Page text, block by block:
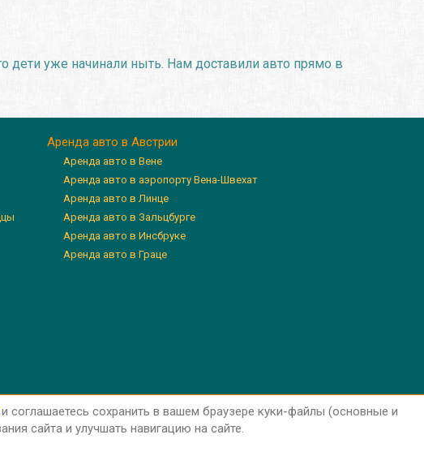
дети уже начинали ныть. Нам доставили авто прямо в
Аренда авто в Австрии
Аренда авто в Вене
Аренда авто в аэропорту Вена-Швехат
Аренда авто в Линце
Аренда авто в Зальцбурге
Аренда авто в Инсбруке
Аренда авто в Граце
и соглашаетесь сохранить в вашем браузере куки-файлы (основные и
сайта и улучшать навигацию на сайте.